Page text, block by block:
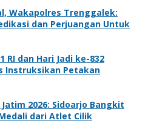
Wakapolres Trenggalek:
dan Perjuangan Untuk
RI dan Hari Jadi ke-832
Instruksikan Petakan
2026: Sidoarjo Bangkit
dari Atlet Cilik